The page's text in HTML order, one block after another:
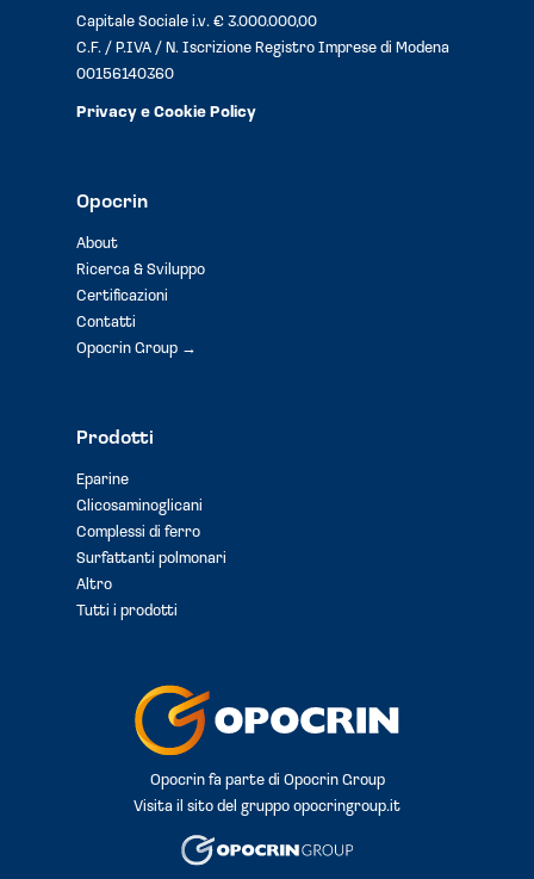
Capitale Sociale i.v. € 3.000.000,00
C.F. / P.IVA / N. Iscrizione Registro Imprese di Modena
00156140360
Privacy e Cookie Policy
Opocrin
About
Ricerca & Sviluppo
Certificazioni
Contatti
Opocrin Group →
Prodotti
Eparine
Glicosaminoglicani
Complessi di ferro
Surfattanti polmonari
Altro
Tutti i prodotti
Opocrin fa parte di Opocrin Group
Visita il sito del gruppo opocringroup.it